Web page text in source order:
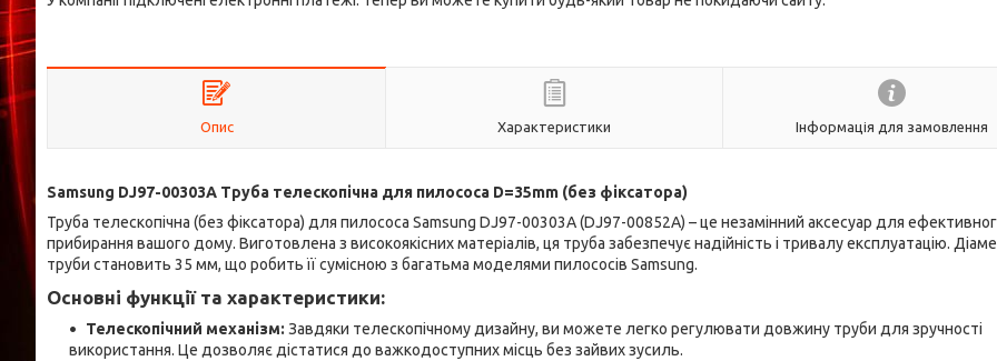
Опис Характеристики Інформація для замовлення
Samsung DJ97-00303A Труба телескопічна для пилососа D=35mm (без фіксатора)
Труба телескопічна (без фіксатора) для пилососа Samsung DJ97-00303A (DJ97-00852A) – це незамінний аксесуар для
прибирання вашого дому. Виготовлена з високоякісних матеріалів, ця труба забезпечує надійність і тривалу експлуатацію.
труби становить 35 мм, що робить її сумісною з багатьма моделями пилососів Samsung.
Основні функції та характеристики:
Телескопічний механізм: Завдяки телескопічному дизайну, ви можете легко регулювати довжину труби для зручності
використання. Це дозволяє дістатися до важкодоступних місць без зайвих зусиль.